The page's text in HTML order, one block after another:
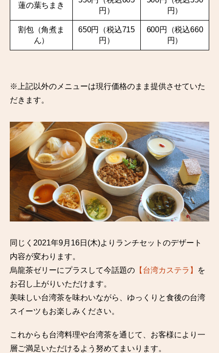
蓮の葉ちまき
円）
円）
割包（角煮ま
ん）
650円（税込715
円）
600円（税込660
円）
※上記以外のメニューは現行価格のまま提供させていた
だきます。
同じく2021年9月16日(木)よりランチセットのデザート
内容が変わります。
烏龍茶ゼリーにプラスして今話題の 【台湾カステラ】
を
お召し上がりいただけます。
美味しい台湾茶を味わいながら、ゆっくりと食後の台湾
スイーツもお楽しみください。
これからも台湾料理や台湾茶を通じて、お客様により一
層ご満足いただけるよう努めてまいります。